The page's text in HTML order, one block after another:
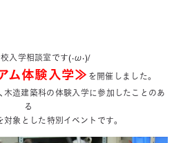
入学相談室です(·ω·)/
ム体験入学≫ を開催しました。
木造建築科の体験入学に参加したことのあ
る
象とした特別イベントです。